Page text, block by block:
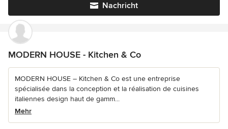
Nachricht
MODERN HOUSE - Kitchen & Co
MODERN HOUSE – Kitchen & Co est une entreprise
spécialisée dans la conception et la réalisation de cuisines
italiennes design haut de gamm...
Mehr